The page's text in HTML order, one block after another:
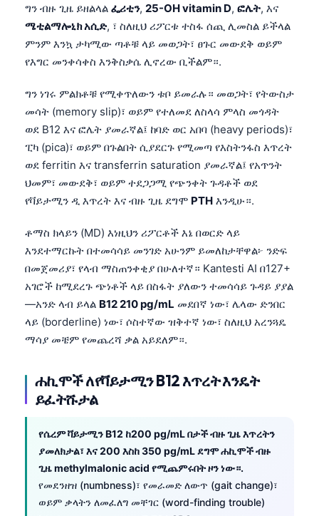
ግን ብዙ ጊዜ ይዘልላል ፌሪቲን, 25-OH vitamin D, ፎሌት, እና
ሜቲልማሎኒክ አሲድ, ፣ ስለዚህ ሪፖርቱ ተስፋ ሰጪ ሊመስል ይችላል
ምንም እንኳ ታካሚው ጣቶቹ ላይ መወጋት፣ ፀጉር መውደቅ ወይም
የእግር መንቀሳቀስ እንቅስቃሴ ሊኖረው ቢችልም።.
ግን ነገሩ ምልክቶቹ የሚቀጥለውን ቱቦ ይመራሉ። መወጋት፣ የትውስታ
መሳት (memory slip)፣ ወይም የተለመደ ለስላሳ ምላስ መጎዳት
ወደ B12 እና ፎሌት ያመራኛል፤ ከባድ ወር አበባ (heavy periods)፣
ፒካ (pica)፣ ወይም በጉልበት ሲያደርጉ የሚመጣ የእስትንፋስ እጥረት
ወደ ferritin እና transferrin saturation ያመራኛል፤ የአጥንት
ህመም፣ መውደቅ፣ ወይም ተደጋጋሚ የጭንቀት ጉዳቶች ወደ
የቫይታሚን ዲ እጥረት እና ብዙ ጊዜ ደግሞ PTH እንዲሁ።.
ቶማስ ክላይን (MD) እነዚህን ሪፖርቶች እኔ በወርድ ላይ
እንደተማርኩት በተመሳሳይ መንገድ አሁንም ይመለከታቸዋል፦ ንድፍ
በመጀመሪያ፣ የላብ ማስጠንቀቂያ በሁለተኛ። Kantesti AI በ127+
አገሮች ከሚደረጉ ጭነቶች ላይ በስፋት ያለውን ተመሳሳይ ጉዳይ ያያል
—አንድ ላብ ይላል B12 210 pg/mL መደበኛ ነው፣ ሌላው ድንበር
ላይ (borderline) ነው፣ ሶስተኛው ዝቅተኛ ነው፣ ስለዚህ አረንጓዴ
ማሳያ መቼም የመጨረሻ ቃል አይደለም።.
ሐኪሞች ለየቫይታሚን B12 እጥረት እንዴት
ይፈትሹታል
የሴረም ቫይታሚን B12 ከ200 pg/mL በታች ብዙ ጊዜ እጥረትን
ያመለክታል፣ እና 200 እስከ 350 pg/mL ደግሞ ሐኪሞች ብዙ
ጊዜ methylmalonic acid የሚጨምሩበት ዞን ነው።.
የመደንዘዝ (numbness)፣ የመራመድ ለውጥ (gait change)፣
ወይም ቃላትን ለመፈለግ መቸገር (word-finding trouble)